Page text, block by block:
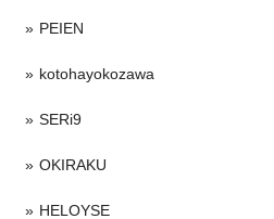
PEIEN
kotohayokozawa
SERi9
OKIRAKU
HELOYSE